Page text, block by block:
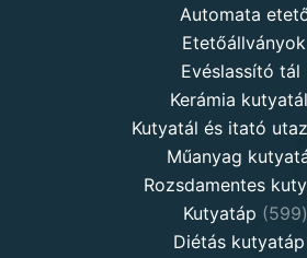
Automata
Etetőállványok
Evéslassító tál
Kerámia kutyatál
Kutyatál és itató
Műanyag
Rozsdamentes
Kutyatáp 599
Diétás kutyatáp